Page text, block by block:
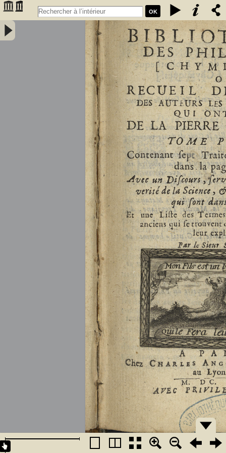
OK
Bibliothèque des philosophes [chymiques,] ou Recueil des oeuvres
des auteurs les plus approuvez qui ont écrit de la pierre philosophale.
Tome premier, contenant sept traitez... avec un discours, servant de
préface... et une liste des termes de l'art, & des mots anciens qui se
trouvent dans ces traitez... par le sieur S.D.E.M. - Salmon, William